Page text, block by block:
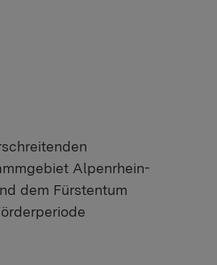
Alpenrhein-
dem Fürstentum